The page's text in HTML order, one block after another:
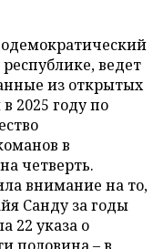
ведет
из открытых
2025 году по
в
четверть.
внимание на то,
Санду за годы
22 указа о